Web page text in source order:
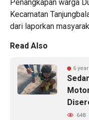
Penangkapan warga
Kecamatan
dari laporkan
Read Also
6
648